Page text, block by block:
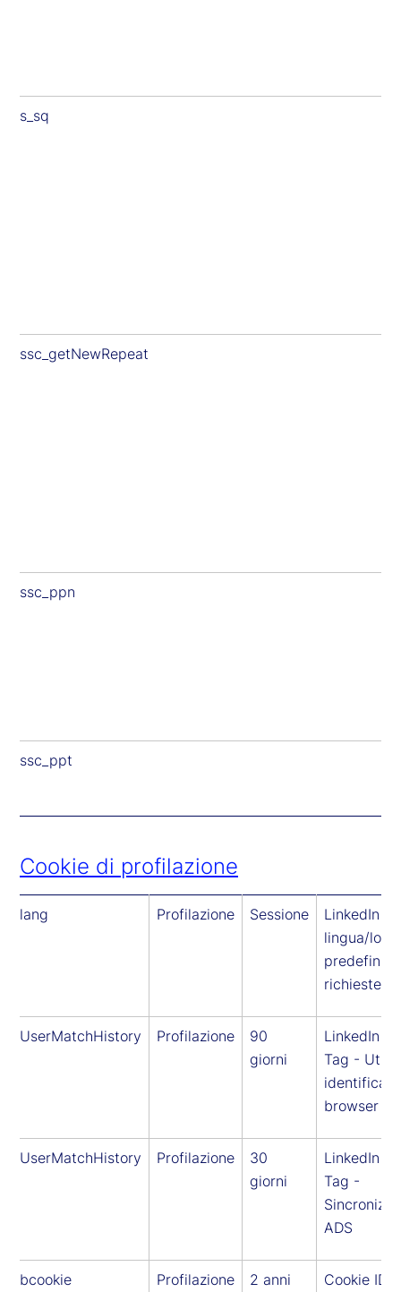
s_sq
ssc_getNewRepeat
ssc_ppn
ssc_ppt
Cookie di profilazione
lang Profilazione Sessione
LinkedIn -
lingua/
richieste
UserMatchHistory Profilazione
90
giorni
LinkedIn
Tag -
browser
UserMatchHistory Profilazione
30
giorni
LinkedIn
Tag -
ADS
bcookie Profilazione 2 anni
Cookie ID